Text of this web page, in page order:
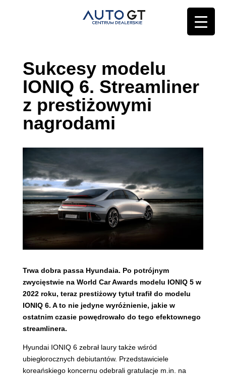
Sukcesy modelu
IONIQ 6. Streamliner
z prestiżowymi
nagrodami
Trwa dobra passa Hyundaia. Po potrójnym
zwycięstwie na World Car Awards modelu IONIQ 5 w
2022 roku, teraz prestiżowy tytuł trafił do modelu
IONIQ 6. A to nie jedyne wyróżnienie, jakie w
ostatnim czasie powędrowało do tego efektownego
streamlinera.
Hyundai IONIQ 6 zebrał laury także wśród
ubiegłorocznych debiutantów. Przedstawiciele
koreańskiego koncernu odebrali gratulacje m.in. na